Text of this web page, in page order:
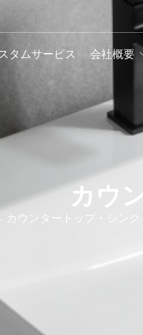
タムサービス 会社概要
カウ
カウンタートップ・シンク